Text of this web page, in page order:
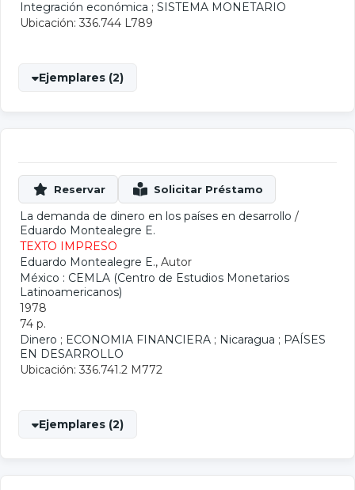
Integración económica ; SISTEMA MONETARIO
Ubicación: 336.744 L789
Ejemplares (2)
La demanda de dinero en los países en desarrollo /
Eduardo Montealegre E.
TEXTO IMPRESO
Eduardo Montealegre E., Autor
México : CEMLA (Centro de Estudios Monetarios
Latinoamericanos)
1978
74 p.
Dinero ; ECONOMIA FINANCIERA ; Nicaragua ; PAÍSES
EN DESARROLLO
Ubicación: 336.741.2 M772
Ejemplares (2)